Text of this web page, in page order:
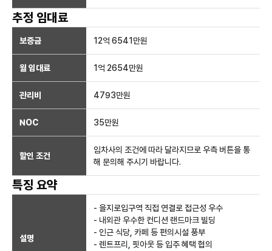
추정 임대료
보증금 12억 6541만원
월 임대료 1억 2654만원
관리비 4793만원
NOC 35만원
할인 조건
임차사의 조건에 따라 달라지므로 우측 버튼을 통
해 문의해 주시기 바랍니다.
특징 요약
설명
- 을지로입구역 직접 연결로 접근성 우수
- 내외관 우수한 컨디션 랜드마크 빌딩
- 인근 식당, 카페 등 편의시설 풍부
- 렌트프리, 핏아웃 등 입주 혜택 협의